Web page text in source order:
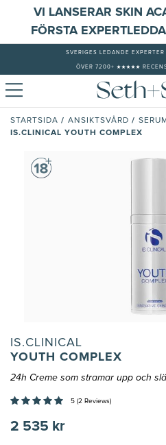
VI LANSERAR SKIN
FÖRSTA
SVERIGES LEDANDE
ÖVER 7200+ ★★★★★
STARTSIDA / ANSIKTSVÅRD / SERUM
IS.CLINICAL YOUTH COMPLEX
IS.CLINICAL
YOUTH COMPLEX
24h Creme som stramar upp och
5 (2 Reviews)
2 535 kr